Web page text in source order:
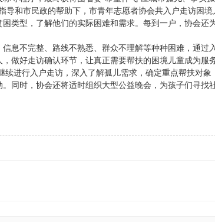
导和市民政的帮助下，市青年志愿者协会共入户走访困
类型，了解他们的实际困难和需求。每到一户，协会
息不完整、路线不熟悉、群众不理解等种种困难，通过
做好走访确认环节，让真正需要帮扶的困境儿童成为服务
进行入户走访，深入了解孤儿需求，确定重点帮扶对
同时，协会还将适时组织大型公益晚会，为孩子们寻找